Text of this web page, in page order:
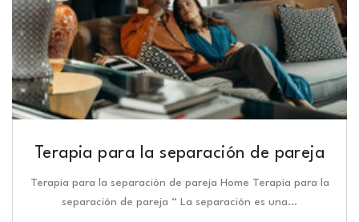
Terapia para la separación de pareja
Terapia para la separación de pareja Home Terapia para la
separación de pareja “ La separación es una…